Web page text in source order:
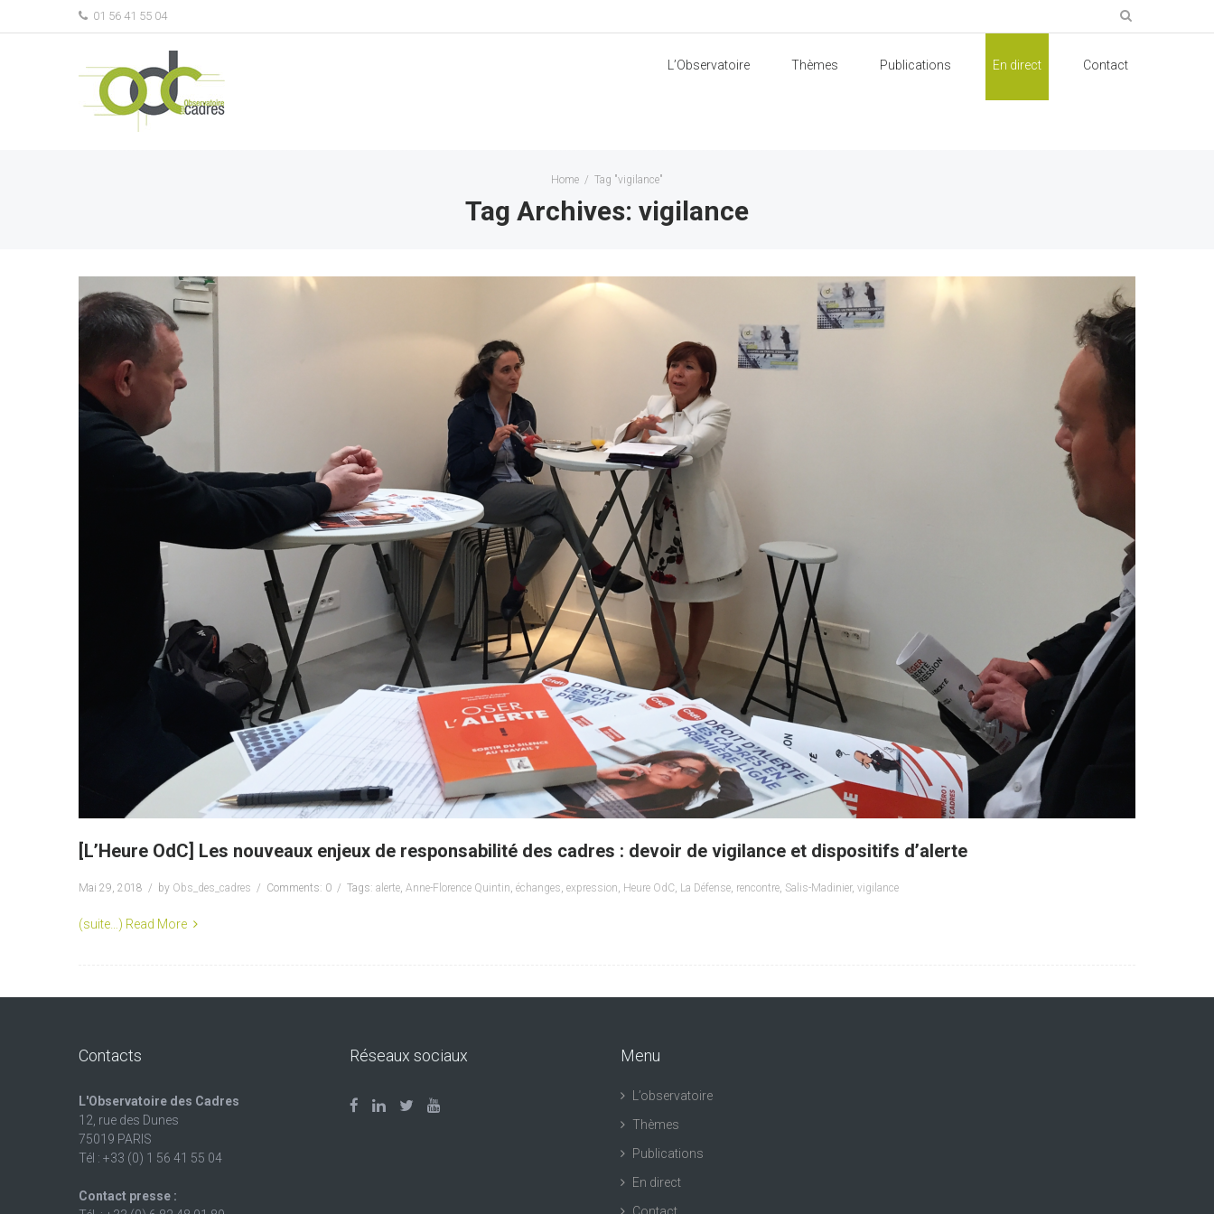
01 56 41 55 04
L’Observatoire Thèmes Publications En direct Contact
Home / Tag "vigilance"
Tag Archives: vigilance
[L’Heure OdC] Les nouveaux enjeux de responsabilité des cadres : devoir de vigilance et dispositifs d’alerte
Mai 29, 2018 by Obs_des_cadres Comments: 0 Tags: alerte, Anne-Florence Quintin, échanges, expression, Heure OdC, La Défense, rencontre, Salis-Madinier, vigilance
(suite…) Read More
Contacts
L'Observatoire des Cadres
12, rue des Dunes
75019 PARIS
Tél : +33 (0) 1 56 41 55 04
Contact presse :
Réseaux sociaux Menu
L’observatoire
Thèmes
Publications
En direct